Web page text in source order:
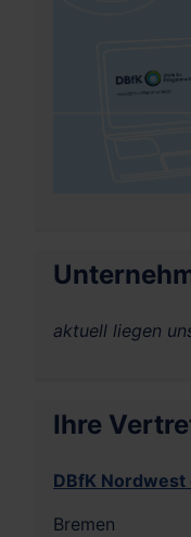
aktuell liegen
Ihre
DBfK Nordwest
Bremen